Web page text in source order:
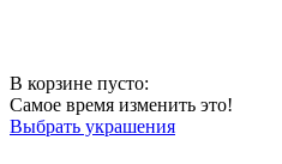
В корзине пусто:
Самое время изменить это!
Выбрать украшения